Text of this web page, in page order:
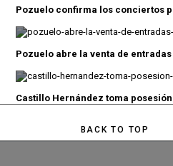
Pozuelo confirma los conciertos
Pozuelo abre la venta de
Castillo Hernández toma
BACK TO TOP